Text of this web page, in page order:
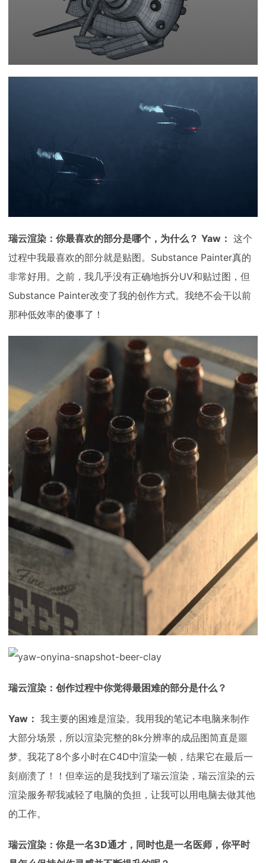
瑞云渲染：你最喜欢的部分是哪个，为什么？ Yaw： 这个
过程中我最喜欢的部分就是贴图。Substance Painter真的
非常好用。之前，我几乎没有正确地拆分UV和贴过图，但
Substance Painter改变了我的创作方式。我绝不会干以前
那种低效率的傻事了！
瑞云渲染：创作过程中你觉得最困难的部分是什么？
Yaw： 我主要的困难是渲染。我用我的笔记本电脑来制作
大部分场景，所以渲染完整的8k分辨率的成品图简直是噩
梦。我花了8个多小时在C4D中渲染一帧，结果它在最后一
刻崩溃了！！但幸运的是我找到了瑞云渲染，瑞云渲染的云
渲染服务帮我减轻了电脑的负担，让我可以用电脑去做其他
的工作。
瑞云渲染：你是一名3D通才，同时也是一名医师，你平时